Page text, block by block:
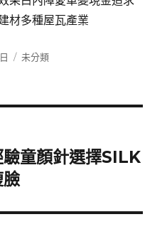
材多種屋瓦產業
分
未分類
童顏針選擇SILK